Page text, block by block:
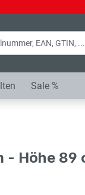
Sale %
- Höhe